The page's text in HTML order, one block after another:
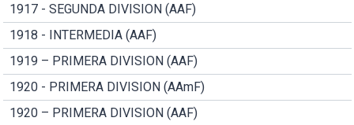
1917 - SEGUNDA DIVISION (AAF)
1918 - INTERMEDIA (AAF)
1919 – PRIMERA DIVISION (AAF)
1920 - PRIMERA DIVISION (AAmF)
1920 – PRIMERA DIVISION (AAF)